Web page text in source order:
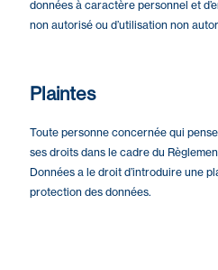
données à caractère personnel et
non autorisé ou d’utilisation non
Plaintes
Toute personne concernée qui
ses droits dans le cadre du
Données a le droit d’introduire une
protection des données.